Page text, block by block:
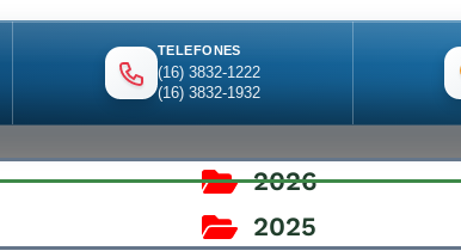
TELEFONES
(16) 3832-1222
(16) 3832-1932
2026
2025